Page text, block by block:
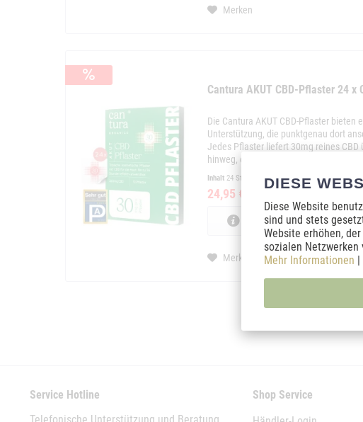
Merken
Cantura AKUT CBD-Pflaster 24 x
Die Cantura AKUT CBD-Pflaster bieten
Unterstützung, die punktgenau dort
Jedes Pflaster liefert 30mg reines CBD
hinweg, ohne Tropfen oder Dosierstress.
Inhalt 24 Stück
24,95 € *
In den
Merken
Service Hotline
Shop Service
DIESE
Diese Website
sind und stets
Website erhöhen,
sozialen
Mehr Informationen |